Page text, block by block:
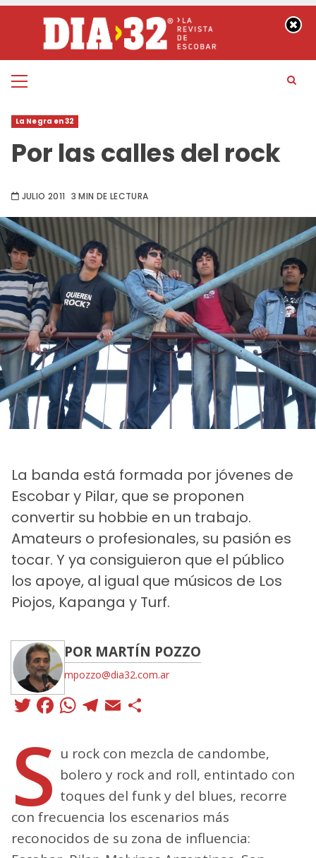
contenido
Menú
La Negra en 32
Por las calles del rock
JULIO 2011 3 MIN DE LECTURA
La banda está formada por jóvenes de
Escobar y Pilar, que se proponen
convertir su hobbie en un trabajo.
Amateurs o profesionales, su pasión es
tocar. Y ya consiguieron que el público
los apoye, al igual que músicos de Los
Piojos, Kapanga y Turf.
POR MARTÍN POZZO
mpozzo@dia32.com.ar
Twitter
Facebook
WhatsApp
Telegram
Email
S u rock con mezcla de candombe,
bolero y rock and roll, entintado con
toques del funk y del blues, recorre
con frecuencia los escenarios más
reconocidos de su zona de influencia: